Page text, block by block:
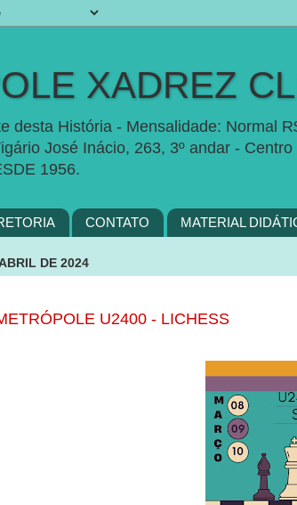
XADREZ
desta História - Mensalidade: Normal
José Inácio, 263, 3º andar -
1956.
CONTATO MATERIAL
DE 2024
U2400 - LICHESS